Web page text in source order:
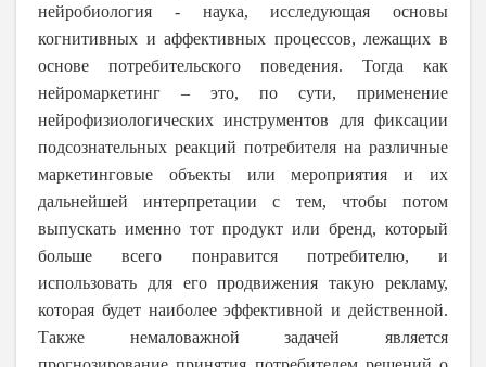
нейробиология - наука, исследующая основы
когнитивных и аффективных процессов, лежащих в
основе потребительского поведения. Тогда как
нейромаркетинг – это, по сути, применение
нейрофизиологических инструментов для фиксации
подсознательных реакций потребителя на различные
маркетинговые объекты или мероприятия и их
дальнейшей интерпретации с тем, чтобы потом
выпускать именно тот продукт или бренд, который
больше всего понравится потребителю, и
использовать для его продвижения такую рекламу,
которая будет наиболее эффективной и действенной.
Также немаловажной задачей является